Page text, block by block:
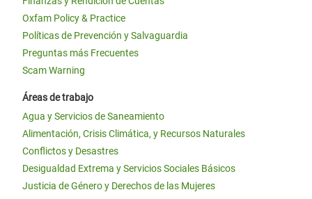
Oxfam Policy & Practice
Políticas de Prevención y Salvaguardia
Preguntas más Frecuentes
Scam Warning
Áreas de trabajo
Agua y Servicios de Saneamiento
Alimentación, Crisis Climática, y Recursos Naturales
Conflictos y Desastres
Desigualdad Extrema y Servicios Sociales Básicos
Justicia de Género y Derechos de las Mujeres